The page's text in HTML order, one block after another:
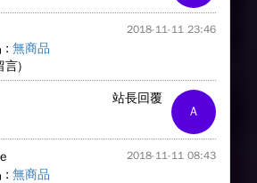
2018-11-11 23:46
: 無商品
言)
A
站長回覆
2018-11-11 08:43
: 無商品